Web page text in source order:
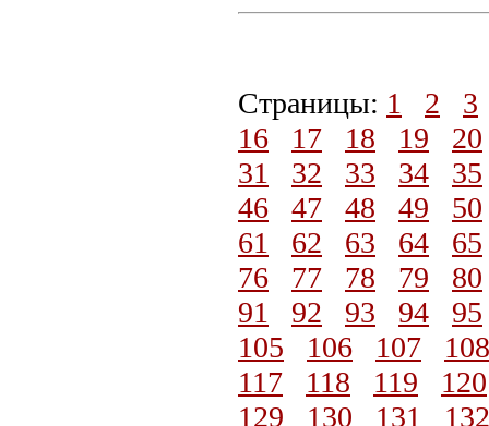
Страницы: 1 2
3
16
17 18 19
20
31
32 33 34
35
46
47 48 49
50
61
62 63 64
65
76
77 78 79
80
91
92 93 94
95
105
106 107
108
117
118 119
120
129
130 131
132